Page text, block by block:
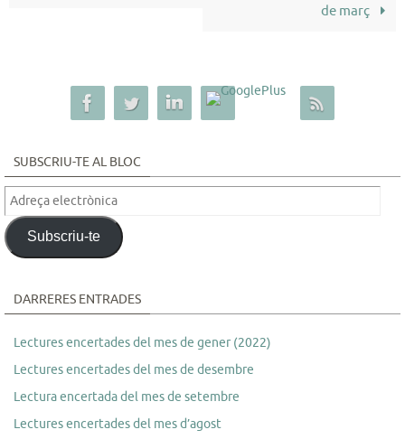
de març
SUBSCRIU-TE AL BLOC
Adreça
electrònica
Subscriu-te
DARRERES ENTRADES
Lectures encertades del mes de gener (2022)
Lectures encertades del mes de desembre
Lectura encertada del mes de setembre
Lectures encertades del mes d’agost